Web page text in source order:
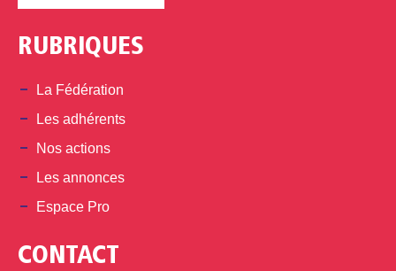
RUBRIQUES
La Fédération
Les adhérents
Nos actions
Les annonces
Espace Pro
CONTACT